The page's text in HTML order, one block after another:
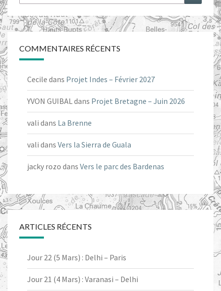
COMMENTAIRES RÉCENTS
Cecile dans Projet Indes – Février 2027
YVON GUIBALdans Projet Bretagne – Juin 2026
vali dans La Brenne
vali dans Vers la Sierra de Guala
jacky rozo dans Vers le parc des Bardenas
ARTICLES RÉCENTS
Jour 22 (5 Mars) : Delhi – Paris
Jour 21 (4 Mars) : Varanasi – Delhi